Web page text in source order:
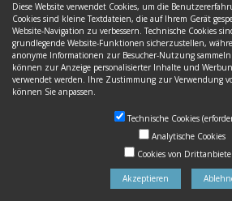
HÄUFIGE
Diese Website verwendet Cookies, um die
Cookies sind kleine Textdateien, die auf Ihrem Gerät
Website-Navigation zu verbessern. Technische Cookies
grundlegende Website-Funktionen sicherzustellen,
anonyme Informationen zur Besucher-Nutzung
können zur Anzeige personalisierter Inhalte und
verwendet werden. Ihre Zustimmung zur Verwendung
können Sie anpassen.
Technische Cookies
Analytische Cookies
Cookies von
Akzeptieren